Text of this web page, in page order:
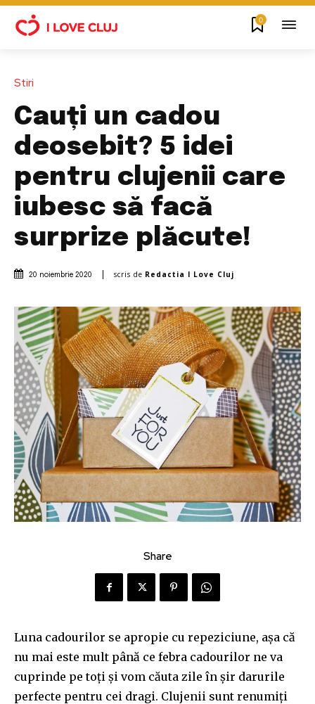
0
Stiri
Cauți un cadou
deosebit? 5 idei
pentru clujenii care
iubesc să facă
surprize plăcute!
20 noiembrie 2020 scris de Redactia I Love Cluj
Share
Luna cadourilor se apropie cu repeziciune, așa că
nu mai este mult până ce febra cadourilor ne va
cuprinde pe toți și vom căuta zile în șir darurile
perfecte pentru cei dragi. Clujenii sunt renumiți